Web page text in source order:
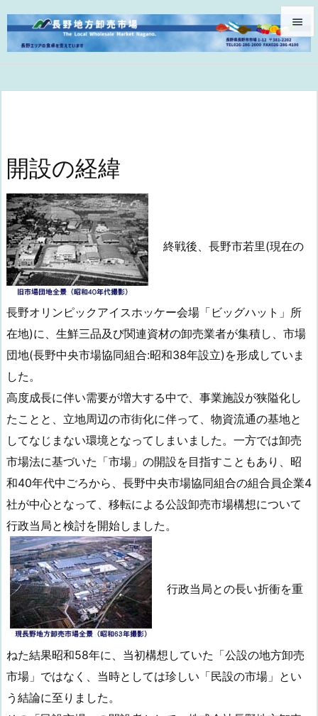



開設の経緯
終戦後、長野市若里(現在の
長野オリンピックアイスホッケー会場「ビッグハット」所
在地)に、生鮮三品及び関連資材の卸売業者が集積し、市場
団地(長野中央市場協同組合:昭和38年設立)を形成していま
した。
高度成長に伴い需要が増大する中で、事業施設が狭隘化し
たことと、立地周辺の市街化に伴って、物資流通の基地と
してなじまない環境となってしまいました。一方では卸売
市場法に基づいた「市場」の開設を目指すこともあり、昭
和40年代中ごろから、長野中央市場協同組合の組合員企業4
社が中心となって、移転による公設卸売市場構想について
行政当局と検討を開始しました。
行政当局との長い折衝を重
ねた結果昭和58年に、当初構想していた「公設の地方卸売
市場」ではなく、当時としては珍しい「民設の市場」とい
う結論に至りました。